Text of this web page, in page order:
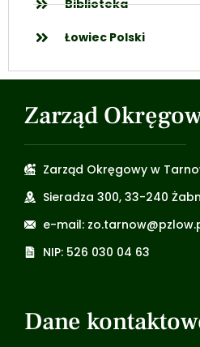
Biblioteka
Łowiec Polski
Zarząd
Zarząd Okręgowy w
Sieradza 300, 33-240
e-mail:
NIP: 526 030 04 63
Dane